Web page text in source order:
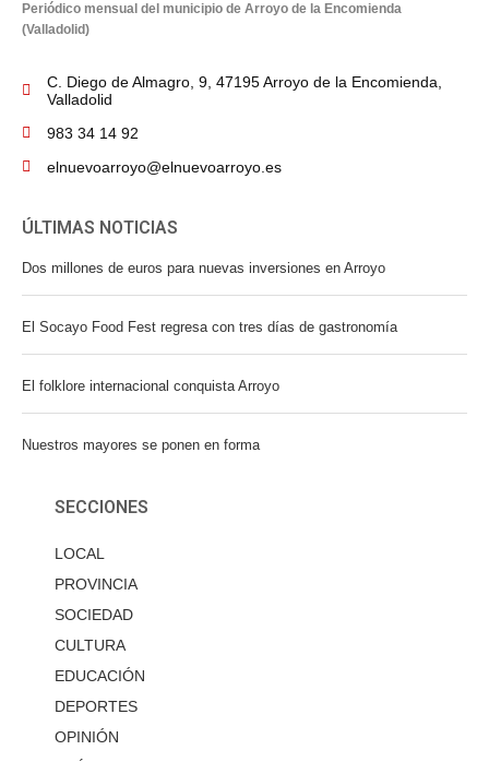
Periódico mensual del municipio de Arroyo de la Encomienda
(Valladolid)
C. Diego de Almagro, 9, 47195 Arroyo de la Encomienda,
Valladolid
983 34 14 92
elnuevoarroyo@elnuevoarroyo.es
ÚLTIMAS NOTICIAS
Dos millones de euros para nuevas inversiones en Arroyo
El Socayo Food Fest regresa con tres días de gastronomía
El folklore internacional conquista Arroyo
Nuestros mayores se ponen en forma
SECCIONES
LOCAL
PROVINCIA
SOCIEDAD
CULTURA
EDUCACIÓN
DEPORTES
OPINIÓN